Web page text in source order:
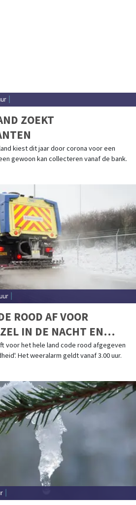
ZOEKT
kiest dit jaar door corona voor een
gewoon kan collecteren vanaf de bank.
ROOD AF VOOR
IN DE NACHT EN
voor het hele land code rood afgegeven
Het weeralarm geldt vanaf 3.00 uur.